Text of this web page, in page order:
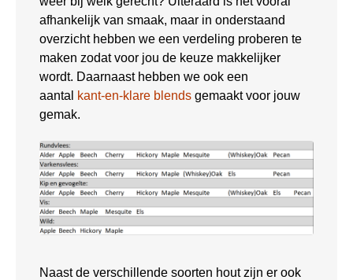
afhankelijk van smaak, maar in onderstaand
overzicht hebben we een verdeling proberen te
maken zodat voor jou de keuze makkelijker
wordt. Daarnaast hebben we ook een
aantal
kant-en-klare blends gemaakt voor jouw
gemak.
Naast de verschillende soorten hout zijn er ook